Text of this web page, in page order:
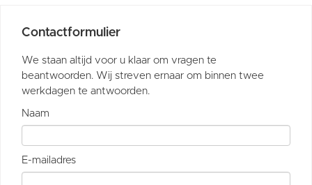
Contactformulier
We staan altijd voor u klaar om vragen te
beantwoorden. Wij streven ernaar om binnen twee
werkdagen te antwoorden.
Naam
E-mailadres